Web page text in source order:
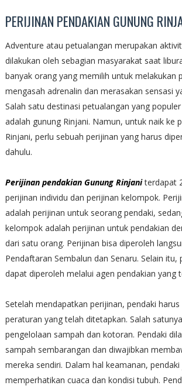
PERIJINAN PENDAKIAN GUNUNG
Adventure atau petualangan merupakan
dilakukan oleh sebagian masyarakat saat
banyak orang yang memilih untuk melakukan
mengasah adrenalin dan merasakan sensasi
Salah satu destinasi petualangan yang
adalah gunung Rinjani. Namun, untuk naik ke
Rinjani, perlu sebuah perijinan yang harus
dahulu.
Perijinan pendakian Gunung Rinjaniterdapat
perijinan individu dan perijinan kelompok.
adalah perijinan untuk seorang pendaki,
kelompok adalah perijinan untuk pendakian
dari satu orang. Perijinan bisa diperoleh
Pendaftaran Sembalun dan Senaru. Selain itu,
dapat diperoleh melalui agen pendakian yang
Setelah mendapatkan perijinan, pendaki
peraturan yang telah ditetapkan. Salah
pengelolaan sampah dan kotoran. Pendaki
sampah sembarangan dan diwajibkan
mereka sendiri. Dalam hal keamanan,
memperhatikan cuaca dan kondisi tubuh.